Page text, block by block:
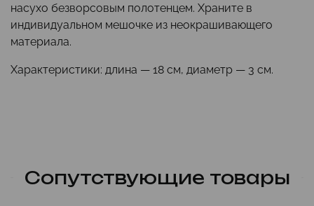
насухо безворсовым полотенцем. Храните в
индивидуальном мешочке из неокрашивающего
материала.
Характеристики: длина — 18 см, диаметр — 3 см.
Сопутствующие товары